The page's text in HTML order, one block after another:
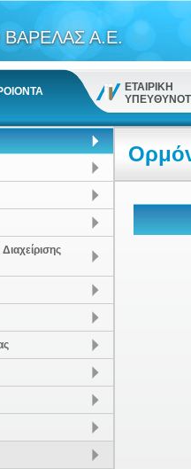
ΒΑΡΕΛΑΣ Α.Ε.
ΕΤΑΙΡΙΚΗ